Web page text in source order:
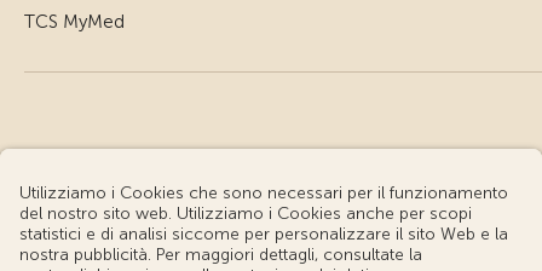
TCS MyMed